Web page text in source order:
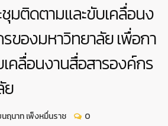
ชุมติดตามและขับเคลื่อนง
ของมหาวิทยาลัย เพื่อกา
คลื่อนงานสื่อสารองค์กร
ย
ฤนาท เพ็งหมื่นราช 0